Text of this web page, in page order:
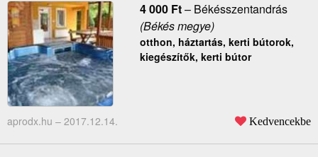
4 000 Ft– Békésszentandrás
(Békés megye)
otthon, háztartás, kerti bútorok,
kiegészítők, kerti bútor
aprodx.hu – 2017.12.14. Kedvencekbe